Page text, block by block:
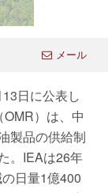
メール
日に公表し
）は、中
製品の供給制
。IEAは26年
日量1億400